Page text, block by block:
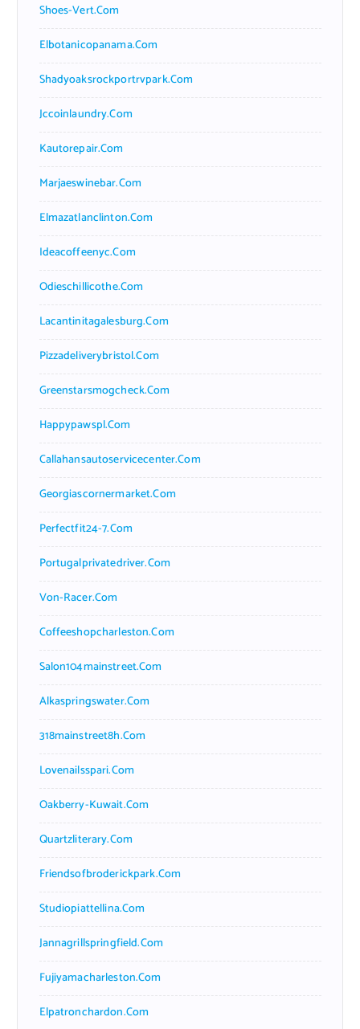
Shoes-Vert.com
Elbotanicopanama.com
Shadyoaksrockportrvpark.com
Jccoinlaundry.com
Kautorepair.com
Marjaeswinebar.com
Elmazatlanclinton.com
Ideacoffeenyc.com
Odieschillicothe.com
Lacantinitagalesburg.com
Pizzadeliverybristol.com
Greenstarsmogcheck.com
Happypawspl.com
Callahansautoservicecenter.com
Georgiascornermarket.com
Perfectfit24-7.com
Portugalprivatedriver.com
Von-Racer.com
Coffeeshopcharleston.com
Salon104mainstreet.com
Alkaspringswater.com
318mainstreet8h.com
Lovenailsspari.com
Oakberry-Kuwait.com
Quartzliterary.com
Friendsofbroderickpark.com
Studiopiattellina.com
Jannagrillspringfield.com
Fujiyamacharleston.com
Elpatronchardon.com